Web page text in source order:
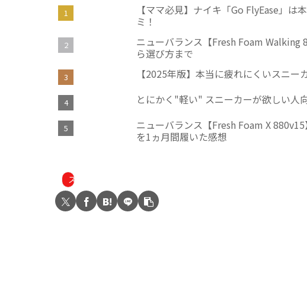
【ママ必見】ナイキ「Go FlyEase」
ミ！
ニューバランス【Fresh Foam Walking
ら選び方まで
【2025年版】本当に疲れにくいスニ
とにかく"軽い" スニーカーが欲しい人
ニューバランス【Fresh Foam X
を1ヵ月間履いた感想
スニーカー